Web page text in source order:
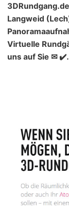
Langweid
Virtuelle
uns auf Sie ✉ ✔️.